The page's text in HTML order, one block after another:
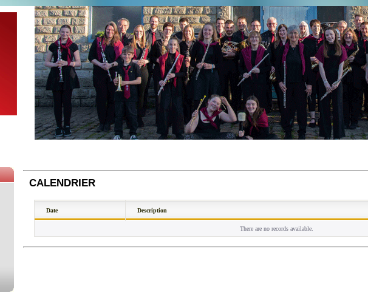
CALENDRIER
ID
Date Description
There are no records available.